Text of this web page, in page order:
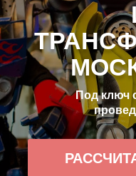
Под ключ